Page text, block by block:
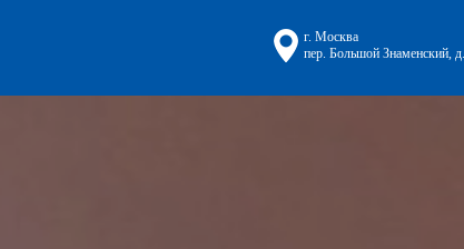
г. Москва
пер. Большой Знаменский,